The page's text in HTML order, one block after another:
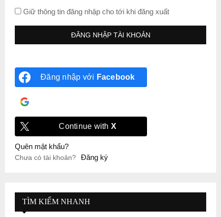
Giữ thông tin đăng nhập cho tới khi đăng xuất
Đăng nhập với Facebook
Continue with X
Quên mật khẩu?
Chưa có tài khoản? Đăng ký
TÌM KIẾM NHANH